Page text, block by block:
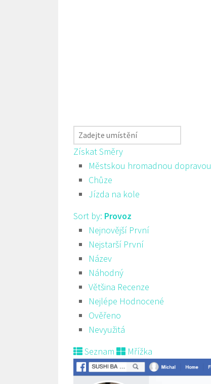
Získat Směry
Městskou hromadnou dopravou
Chůze
Jízda na kole
Sort by: Provoz
Nejnovější První
Nejstarší První
Název
Náhodný
Většina Recenze
Nejlépe Hodnocené
Ověřeno
Nevyužitá
Seznam
Mřížka